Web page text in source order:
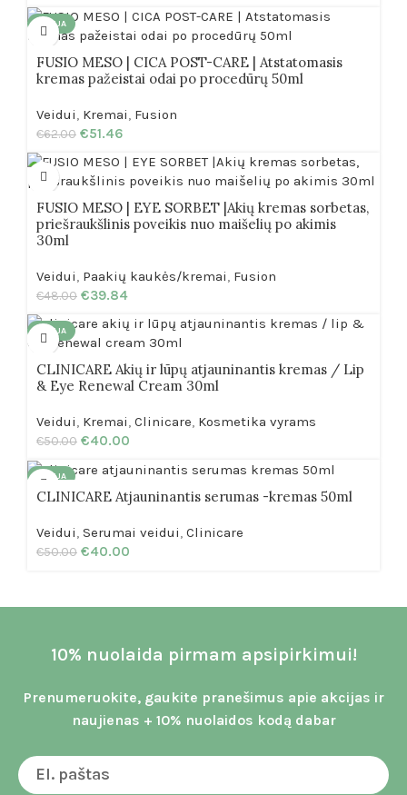
AKCIJA
FUSIO MESO | CICA POST-CARE | Atstatomasis
kremas pažeistai odai po procedūrų 50ml
Veidui, Kremai, Fusion
€62.00 €51.46
FUSIO MESO | EYE SORBET |Akių kremas sorbetas,
priešraukšlinis poveikis nuo maišelių po akimis
30ml
Veidui, Paakių kaukės/kremai, Fusion
€48.00 €39.84
AKCIJA
CLINICARE Akių ir lūpų atjauninantis kremas / Lip
& Eye Renewal Cream 30ml
Veidui, Kremai, Clinicare, Kosmetika vyrams
€50.00 €40.00
AKCIJA
CLINICARE Atjauninantis serumas -kremas 50ml
Veidui, Serumai veidui, Clinicare
€50.00 €40.00
10% nuolaida pirmam apsipirkimui!
Prenumeruokite, gaukite pranešimus apie akcijas ir
naujienas + 10% nuolaidos kodą dabar